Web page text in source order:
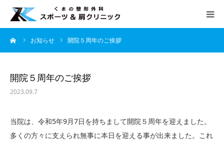
お知らせ 開院５周年のご挨拶
開院５周年のご挨拶
2023.09.7
当院は、令和5年9月7日を持ちまして開院５周年を迎えました。
多くの方々に支えられ無事に本日を迎える事が出来ました。これ
HOME
よくあるご質問